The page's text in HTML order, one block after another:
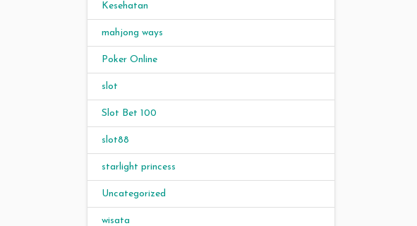
Kesehatan
mahjong ways
Poker Online
slot
Slot Bet 100
slot88
starlight princess
Uncategorized
wisata